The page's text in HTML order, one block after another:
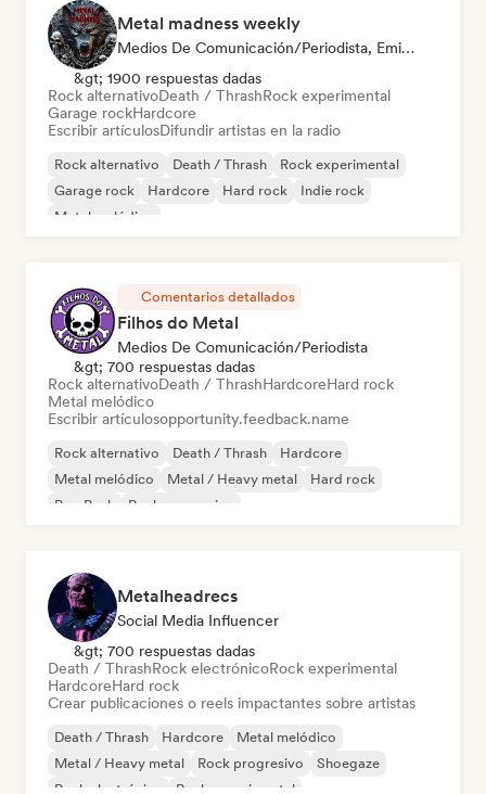
Metal madness weekly
Medios De Comunicación/Periodista, Emisoras De Radio
&gt; 1900 respuestas dadas
Rock alternativoDeath / ThrashRock experimental
Garage rockHardcore
Escribir artículosDifundir artistas en la radio
Rock alternativo Death / Thrash
Rock experimental
Garage rock
Hardcore Hard rock
Indie rock
Metal melódico
Comentarios detallados
Filhos do Metal
Medios De Comunicación/Periodista
&gt; 700 respuestas dadas
Rock alternativoDeath / ThrashHardcoreHard rock
Metal melódico
Escribir artículosopportunity.feedback.name
Rock alternativo Death / Thrash
Hardcore
Metal melódico
Metal / Heavy metal
Hard rock
Pop Punk
Rock progresivo
Metalheadrecs
Social Media Influencer
&gt; 700 respuestas dadas
Death / ThrashRock electrónicoRock experimental
HardcoreHard rock
Crear publicaciones o reels impactantes sobre artistas
Death / Thrash Hardcore
Metal melódico
Metal / Heavy metal
Rock progresivo
Shoegaze
Rock electrónico
Rock experimental